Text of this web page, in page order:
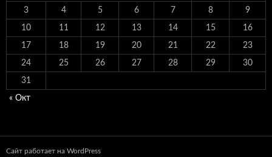
3 4 5 6 7 8 9
10 11 12 13 14 15 16
17 18 19 20 21 22 23
24 25 26 27 28 29 30
31
« Окт
Сайт работает на WordPress